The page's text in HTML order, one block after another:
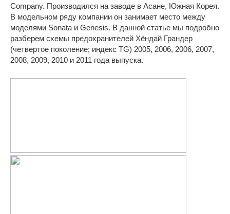
Company. Производился на заводе в Асане, Южная Корея.
В модельном ряду компании он занимает место между
моделями Sonata и Genesis. В данной статье мы подробно
разберем схемы предохранителей Хёндай Грандер
(четвертое поколение; индекс TG) 2005, 2006, 2006, 2007,
2008, 2009, 2010 и 2011 года выпуска.